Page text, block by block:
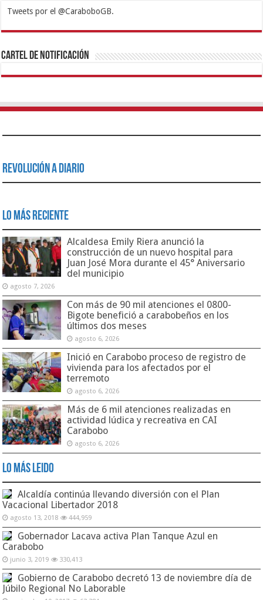
Tweets por el @CaraboboGB.
1xbetBetturkeyBetistKralbetSupertotobetTipobetMatadorbetMariobet
https://mvbcasino.com/
Cartel de Notificación
Revolución a Diario
Lo Más Reciente
Alcaldesa Emily Riera anunció la
construcción de un nuevo hospital para
Juan José Mora durante el 45° Aniversario
del municipio
agosto 7, 2026
Con más de 90 mil atenciones el 0800-
Bigote benefició a carabobeños en los
últimos dos meses
agosto 6, 2026
Inició en Carabobo proceso de registro de
vivienda para los afectados por el
terremoto
agosto 6, 2026
Más de 6 mil atenciones realizadas en
actividad lúdica y recreativa en CAI
Carabobo
agosto 6, 2026
Lo Más Leido
Alcaldía continúa llevando diversión con el Plan
Vacacional Libertador 2018
agosto 13, 2018 444,959
Gobernador Lacava activa Plan Tanque Azul en
Carabobo
junio 3, 2019 330,413
Gobierno de Carabobo decretó 13 de noviembre día de
Júbilo Regional No Laborable